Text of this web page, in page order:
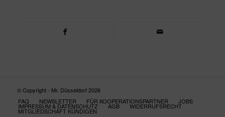
© Copyright - Mr. Düsseldorf 2026
FAQ
NEWSLETTER FÜR KOOPERATIONSPARTNER JOBS
IMPRESSUM & DATENSCHUTZ AGB WIDERRUFSRECHT
MITGLIEDSCHAFT KÜNDIGEN